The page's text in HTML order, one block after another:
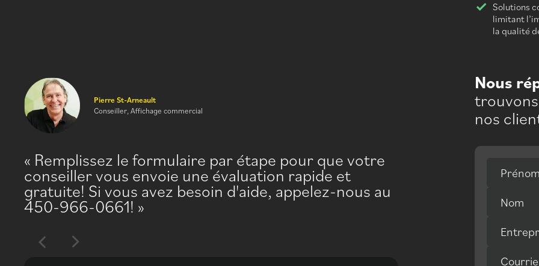
Solutions
limitant
la qualité
Remplissez le formulaire par étape pour que votre
conseiller vous envoie une évaluation rapide et
gratuite! Si vous avez besoin d'aide, appelez-nous au
450-966-0661!
Pierre St-Arneault
Conseiller, Affichage commercial
Nous
nos
Prénom
Nom